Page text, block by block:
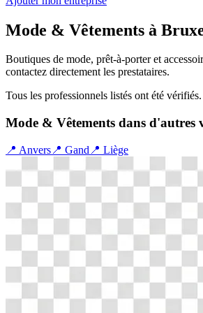
Mode & Vêtements à
Boutiques de mode, prêt-à-porter et
contactez directement les prestataires.
Tous les professionnels listés ont été
Mode & Vêtements dans d'autres
📍 Anvers 📍 Gand 📍 Liège